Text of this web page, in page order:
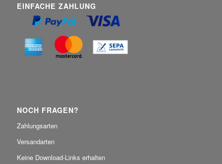
EINFACHE ZAHLUNG
NOCH FRAGEN?
Zahlungsarten
Versandarten
Keine Download-Links erhalten